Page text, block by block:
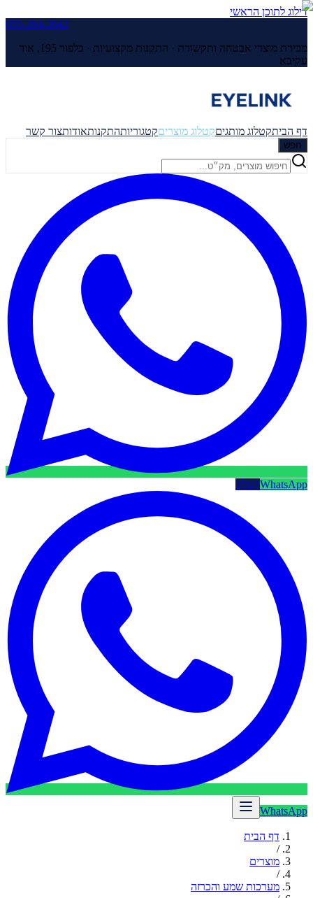
דילוג לתוכן הראשי
055-264-2642
מכירת מוצרי אבטחה ותקשורת · התקנות מקצועיות ·
בלפור 195, אור
עקיבא
דף הביתקטלוג מותגיםקטלוג מוצריםקטגוריותהתקנותאודותצור קשר
חפש
WhatsAppקטלוג
WhatsApp
דף הבית
/
מוצרים
/
מערכות שמע והכרזה